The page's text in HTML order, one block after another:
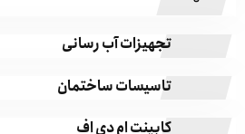
تجهیزات آب رسانی
تاسیسات ساختمان
کابینت ام دی اف